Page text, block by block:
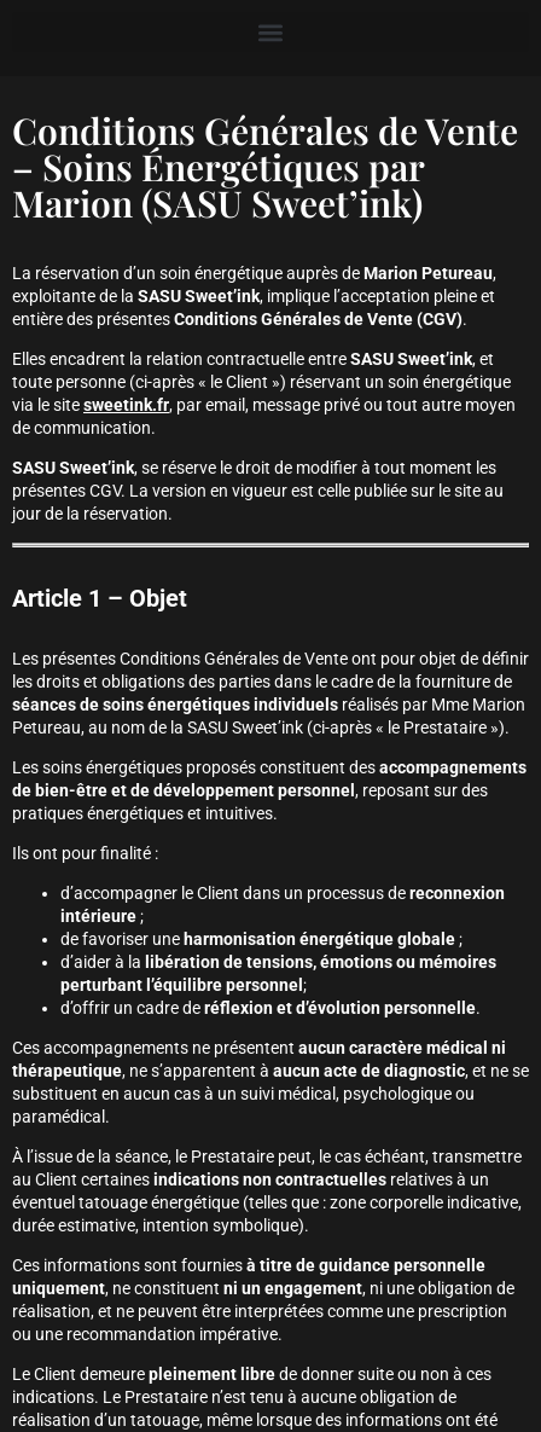
Conditions Générales de Vente
– Soins Énergétiques par
Marion (SASU Sweet’ink)
La réservation d’un soin énergétique auprès deMarion Petureau,
exploitante de la SASU Sweet’ink, implique l’acceptation pleine et
entière des présentesConditions Générales de Vente (CGV).
Elles encadrent la relation contractuelle entreSASU Sweet’ink, et
toute personne (ci-après « le Client ») réservant un soin énergétique
via le sitesweetink.fr, par email, message privé ou tout autre moyen
de communication.
SASU Sweet’ink, se réserve le droit de modifier à tout moment les
présentes CGV. La version en vigueur est celle publiée sur le site au
jour de la réservation.
Article 1 – Objet
Les présentes Conditions Générales de Vente ont pour objet de définir
les droits et obligations des parties dans le cadre de la fourniture de
séances de soins énergétiques individuels réalisés par Mme Marion
Petureau, au nom de la SASU Sweet’ink (ci-après « le Prestataire »).
Les soins énergétiques proposés constituent desaccompagnements
de bien-être et de développement personnel , reposant sur des
pratiques énergétiques et intuitives.
Ils ont pour finalité :
d’accompagner le Client dans un processus dereconnexion
intérieure;
de favoriser une harmonisation énergétique globale;
d’aider à la libération de tensions, émotions ou mémoires
perturbant l’équilibre personnel ;
d’offrir un cadre deréflexion et d’évolution personnelle.
Ces accompagnements ne présentent aucun caractère médical ni
thérapeutique, ne s’apparentent à aucun acte de diagnostic, et ne se
substituent en aucun cas à un suivi médical, psychologique ou
paramédical.
À l’issue de la séance, le Prestataire peut, le cas échéant, transmettre
au Client certainesindications non contractuelles relatives à un
éventuel tatouage énergétique (telles que : zone corporelle indicative,
durée estimative, intention symbolique).
Ces informations sont fourniesà titre de guidance personnelle
uniquement, ne constituent ni un engagement, ni une obligation de
réalisation, et ne peuvent être interprétées comme une prescription
ou une recommandation impérative.
Le Client demeurepleinement librede donner suite ou non à ces
indications. Le Prestataire n’est tenu à aucune obligation de
réalisation d’un tatouage, même lorsque des informations ont été